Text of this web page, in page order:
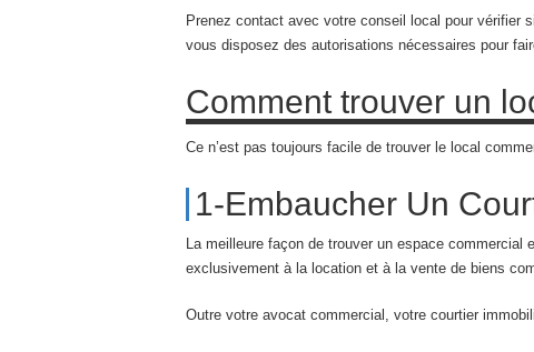
Prenez contact avec votre conseil local pour vérifier
vous disposez des autorisations nécessaires pour
Comment trouver un
Ce n’est pas toujours facile de trouver le local
1-Embaucher Un
La meilleure façon de trouver un espace
exclusivement à la location et à la vente de biens
Outre votre avocat commercial, votre courtier